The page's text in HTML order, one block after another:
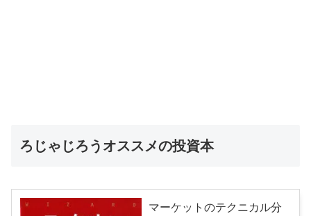
ろじゃじろうオススメの投資本
マーケットのテクニカル分